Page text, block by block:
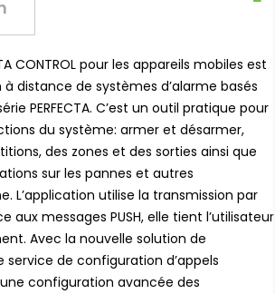
CONTROL pour les appareils mobiles est
distance de systèmes d’alarme basés
PERFECTA. C’est un outil pratique pour
du système: armer et désarmer,
des zones et des sorties ainsi que
sur les pannes et autres
L’application utilise la transmission par
aux messages PUSH, elle tient l’utilisateur
Avec la nouvelle solution de
de configuration d’appels
configuration avancée des